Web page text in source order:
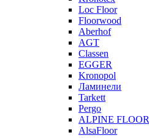
Loc Floor
Floorwood
Aberhof
AGT
Classen
EGGER
Kronopol
Ламинели
Tarkett
Pergo
ALPINE FLOOR
AlsaFloor